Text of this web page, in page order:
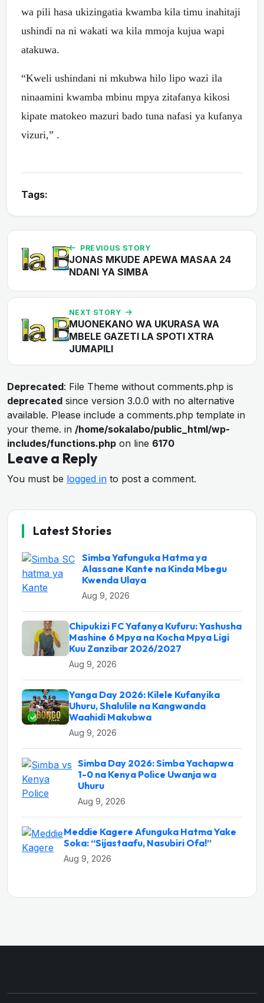
wa pili hasa ukizingatia kwamba kila timu inahitaji
ushindi na ni wakati wa kila mmoja kujua wapi
atakuwa.
“Kweli ushindani ni mkubwa hilo lipo wazi ila
ninaamini kwamba mbinu mpya zitafanya kikosi
kipate matokeo mazuri bado tuna nafasi ya kufanya
vizuri,” .
Tags:
PREVIOUS STORY
JONAS MKUDE APEWA MASAA 24
NDANI YA SIMBA
NEXT STORY
MUONEKANO WA UKURASA WA
MBELE GAZETI LA SPOTI XTRA
JUMAPILI
Deprecated: File Theme without comments.php is
deprecated since version 3.0.0 with no alternative
available. Please include a comments.php template in
your theme. in /home/sokalabo/public_html/wp-
includes/functions.php on line 6170
Leave a Reply
You must be logged in to post a comment.
Latest Stories
Simba Yafunguka Hatma ya
Alassane Kante na Kinda Mbegu
Kwenda Ulaya
Aug 9, 2026
Chipukizi FC Yafanya Kufuru: Yashusha
Mashine 6 Mpya na Kocha Mpya Ligi
Kuu Zanzibar 2026/2027
Aug 9, 2026
Yanga Day 2026: Kilele Kufanyika
Uhuru, Shalulile na Kangwanda
Waahidi Makubwa
Aug 9, 2026
Simba Day 2026: Simba Yachapwa
1-0 na Kenya Police Uwanja wa
Uhuru
Aug 9, 2026
Meddie Kagere Afunguka Hatma Yake
Soka: “Sijastaafu, Nasubiri Ofa!”
Aug 9, 2026